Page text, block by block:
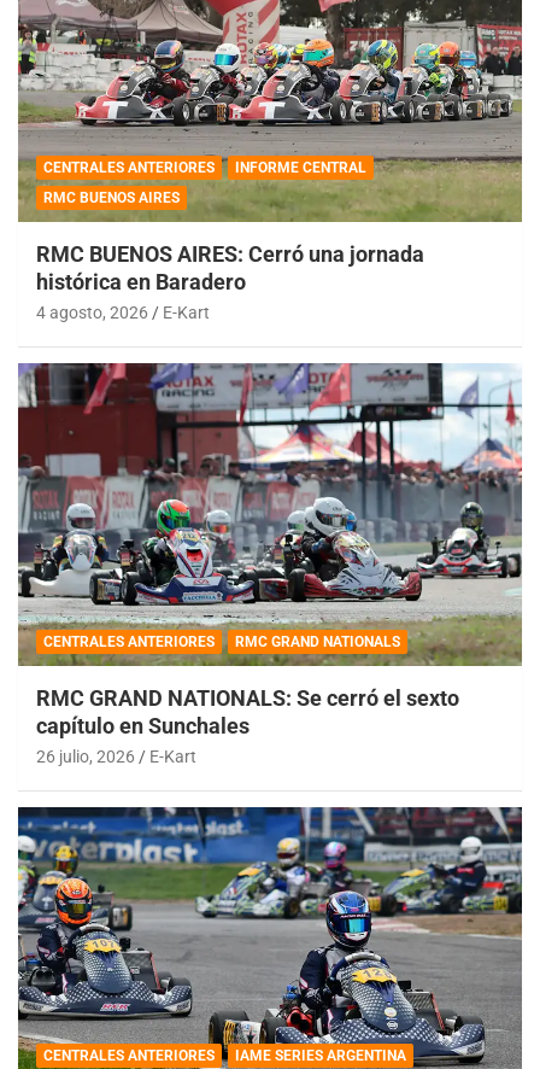
CENTRALES ANTERIORES
INFORME CENTRAL
RMC BUENOS AIRES
RMC BUENOS AIRES: Cerró una jornada
histórica en Baradero
4 agosto, 2026 E-Kart
CENTRALES ANTERIORES RMC GRAND NATIONALS
RMC GRAND NATIONALS: Se cerró el sexto
capítulo en Sunchales
26 julio, 2026 E-Kart
CENTRALES ANTERIORES IAME SERIES ARGENTINA